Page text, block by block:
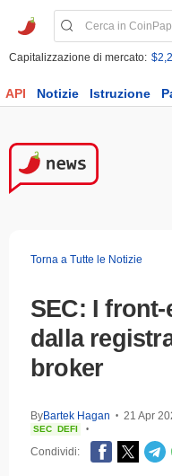
Capitalizzazione di mercato:
API Notizie Istruzione
Torna a Tutte le Notizie
SEC: I
dalla
broker
ByBartek Hagan • 21 Apr
SEC DEFI •
Condividi: